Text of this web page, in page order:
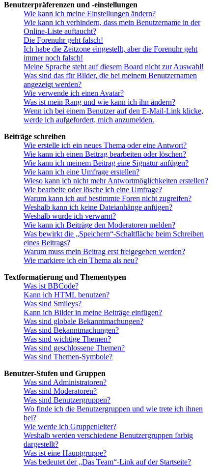
Benutzerpräferenzen und -einstellungen
Wie kann ich meine Einstellungen ändern?
Wie kann ich verhindern, dass mein Benutzername in der
Online-Liste auftaucht?
Die Forenuhr geht falsch!
Ich habe die Zeitzone eingestellt, aber die Forenuhr geht
immer noch falsch!
Meine Sprache steht auf diesem Board nicht zur Auswahl!
Was sind das für Bilder, die bei meinem Benutzernamen
angezeigt werden?
Wie verwende ich einen Avatar?
Was ist mein Rang und wie kann ich ihn ändern?
Wenn ich bei einem Benutzer auf den E-Mail-Link klicke,
werde ich aufgefordert, mich anzumelden.
Beiträge schreiben
Wie erstelle ich ein neues Thema oder eine Antwort?
Wie kann ich einen Beitrag bearbeiten oder löschen?
Wie kann ich meinem Beitrag eine Signatur anfügen?
Wie kann ich eine Umfrage erstellen?
Wieso kann ich nicht mehr Antwortmöglichkeiten erstellen?
Wie bearbeite oder lösche ich eine Umfrage?
Warum kann ich auf bestimmte Foren nicht zugreifen?
Weshalb kann ich keine Dateianhänge anfügen?
Weshalb wurde ich verwarnt?
Wie kann ich Beiträge den Moderatoren melden?
Was bewirkt die „Speichern“-Schaltfläche beim Schreiben
eines Beitrags?
Warum muss mein Beitrag erst freigegeben werden?
Wie markiere ich ein Thema als neu?
Textformatierung und Thementypen
Was ist BBCode?
Kann ich HTML benutzen?
Was sind Smileys?
Kann ich Bilder in meine Beiträge einfügen?
Was sind globale Bekanntmachungen?
Was sind Bekanntmachungen?
Was sind wichtige Themen?
Was sind geschlossene Themen?
Was sind Themen-Symbole?
Benutzer-Stufen und Gruppen
Was sind Administratoren?
Was sind Moderatoren?
Was sind Benutzergruppen?
Wo finde ich die Benutzergruppen und wie trete ich ihnen
bei?
Wie werde ich Gruppenleiter?
Weshalb werden verschiedene Benutzergruppen farbig
dargestellt?
Was ist eine Hauptgruppe?
Was bedeutet der „Das Team“-Link auf der Startseite?